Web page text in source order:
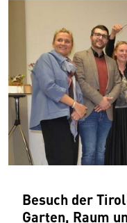
Besuch der
Garten, Raum